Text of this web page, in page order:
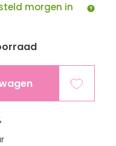
morgen in